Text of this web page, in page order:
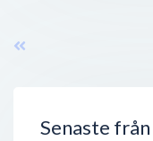
Senaste från